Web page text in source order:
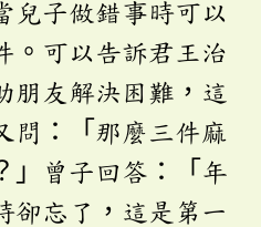
兒子做錯事時可以
。可以告訴君王治
朋友解決困難，這
問：「那麼三件麻
」曾子回答：「年
卻忘了，這是第一